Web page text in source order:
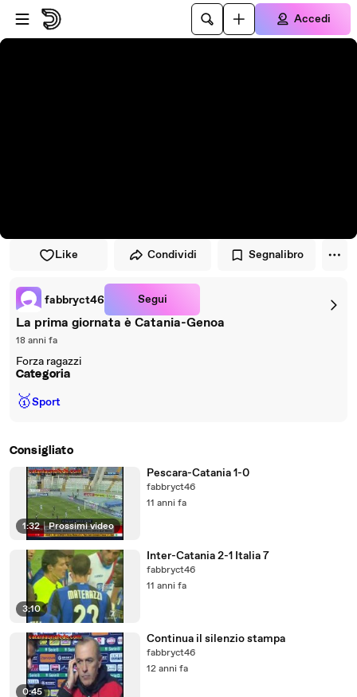
Vai al lettore
Passa al contenuto principale
Accedi
Like Condividi Segnalibro
fabbryct46 Segui
La prima giornata è Catania-Genoa
18 anni fa
Forza ragazzi
Categoria
🥇Sport
Consigliato
1:32 | Prossimi video
Pescara-Catania 1-0
fabbryct46
11 anni fa
3:10
Inter-Catania 2-1 Italia 7
fabbryct46
11 anni fa
0:45
Continua il silenzio stampa
fabbryct46
12 anni fa